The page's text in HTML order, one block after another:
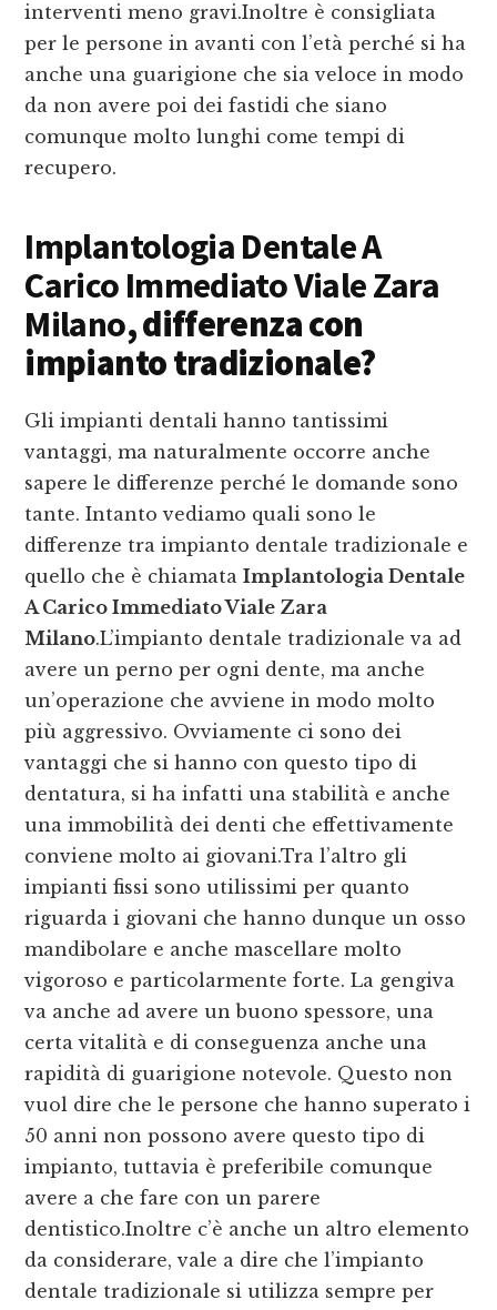
interventi meno gravi.Inoltre è consigliata
per le persone in avanti con l’età perché si ha
anche una guarigione che sia veloce in modo
da non avere poi dei fastidi che siano
comunque molto lunghi come tempi di
recupero.
Implantologia Dentale A
Carico Immediato Viale Zara
Milano, differenza con
impianto tradizionale?
Gli impianti dentali hanno tantissimi
vantaggi, ma naturalmente occorre anche
sapere le differenze perché le domande sono
tante. Intanto vediamo quali sono le
differenze tra impianto dentale tradizionale e
quello che è chiamataImplantologia Dentale
A Carico Immediato Viale Zara
Milano.L’impianto dentale tradizionale va ad
avere un perno per ogni dente, ma anche
un’operazione che avviene in modo molto
più aggressivo. Ovviamente ci sono dei
vantaggi che si hanno con questo tipo di
dentatura, si ha infatti una stabilità e anche
una immobilità dei denti che effettivamente
conviene molto ai giovani.Tra l’altro gli
impianti fissi sono utilissimi per quanto
riguarda i giovani che hanno dunque un osso
mandibolare e anche mascellare molto
vigoroso e particolarmente forte. La gengiva
va anche ad avere un buono spessore, una
certa vitalità e di conseguenza anche una
rapidità di guarigione notevole. Questo non
vuol dire che le persone che hanno superato i
50 anni non possono avere questo tipo di
impianto, tuttavia è preferibile comunque
avere a che fare con un parere
dentistico.Inoltre c’è anche un altro elemento
da considerare, vale a dire che l’impianto
dentale tradizionale si utilizza sempre per